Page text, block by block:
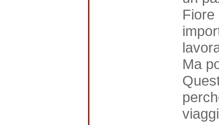
Fiore
Ma